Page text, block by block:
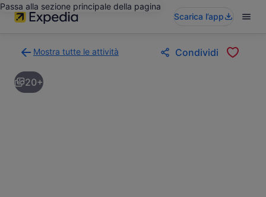
Passa alla sezione principale della pagina
Scarica l’app
Mostra tutte le attività
alla
pagina
dei
Condividi
20+